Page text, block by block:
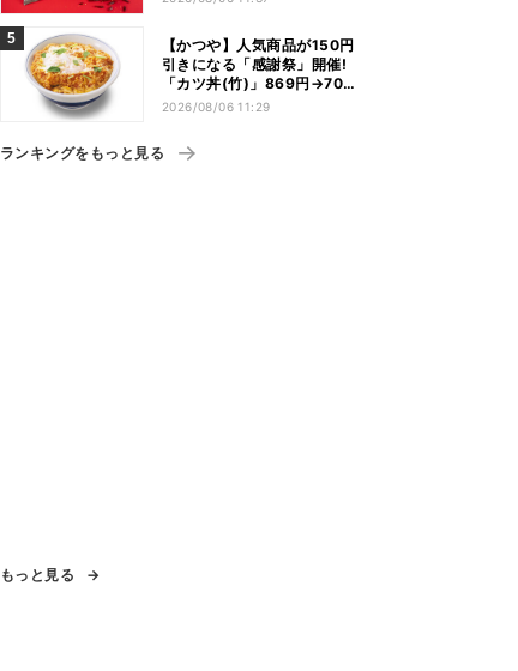
ムチキン」など
【かつや】人気商品が150円
引きになる「感謝祭」開催!
「カツ丼(竹)」869円→704
円、「ロースカツ定食」913
2026/08/06 11:29
ランキングをもっと見る
もっと見る